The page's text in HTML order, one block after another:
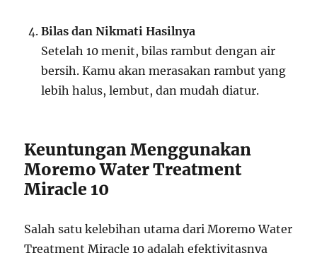
Bilas dan Nikmati Hasilnya
Setelah 10 menit, bilas rambut dengan air
bersih. Kamu akan merasakan rambut yang
lebih halus, lembut, dan mudah diatur.
Keuntungan Menggunakan
Moremo Water Treatment
Miracle 10
Salah satu kelebihan utama dari Moremo Water
Treatment Miracle 10 adalah efektivitasnya